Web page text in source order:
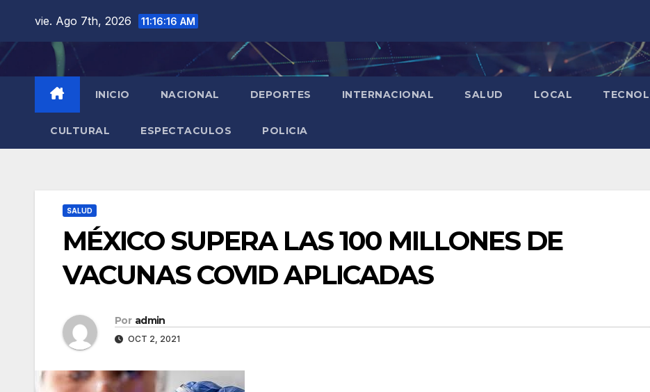
contenido
vie. Ago 7th, 2026 11:16:17 AM
INICIO NACIONAL DEPORTES INTERNACIONAL SALUD LOCAL
CULTURAL ESPECTACULOS POLICIA
SALUD
MÉXICO SUPERA LAS 100 MILLONES DE
VACUNAS COVID APLICADAS
Por admin
OCT 2, 2021